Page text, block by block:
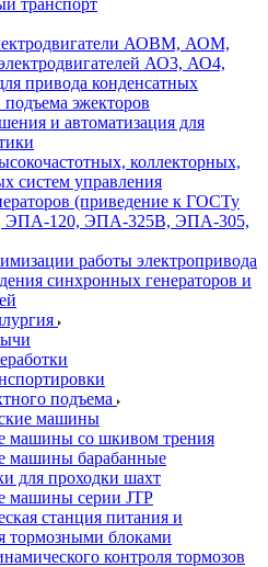
транспорт
АОВМ, АОМ,
АО3, АО4,
привода конденсатных
подъема эжекторов
и автоматизация для
коллекторных,
систем управления
(приведение к ГОСТу
ЭПА-120, ЭПА-325В, ЭПА-305,
работы электропривода
синхронных генераторов и
подъема
машины
машины со шкивом трения
машины барабанные
для проходки шахт
машины серии JTP
станция питания и
тормозными блоками
контроля тормозов